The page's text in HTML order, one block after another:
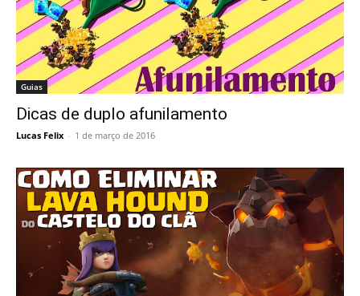
Guias
Dicas de duplo afunilamento
Lucas Felix - 1 de março de 2016